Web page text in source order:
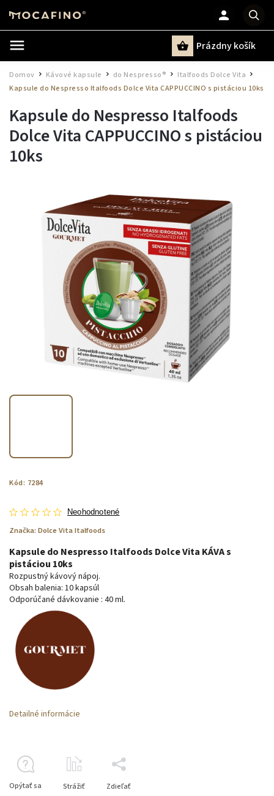
Prázdny košík
Domov Kávové kapsule do Nespresso® / Italfoods Dolce Vita /
Kapsule do Nespresso Italfoods Dolce Vita CAPPUCCINO s pistáciou 10ks
Kapsule do Nespresso Italfoods
Dolce Vita CAPPUCCINO s pistáciou
10ks
Kód: 7284
Neohodnotené
Značka: Dolce Vita Italfoods
Kapsule do Nespresso Italfoods Dolce Vita KÁVA s
pistáciou 10ks
Rozpustný kávový nápoj.
Obsah balenia: 10 kapsúl
Odporúčané dávkovanie : 40 ml.
Detailné informácie
Opýtať sa Strážiť Zdieľať